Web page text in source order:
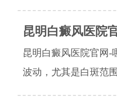
昆明白癜风医院
昆明白癜风医院官网-
波动，尤其是白斑范